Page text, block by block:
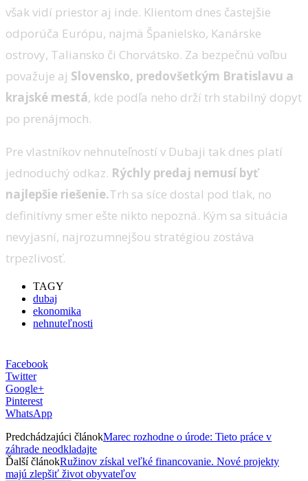
však vidí priestor aj inde. Klientom dnes častejšie
odporúča Európu, najmä Španielsko, Kanárske
ostrovy, Taliansko či Chorvátsko. Za bezpečnú voľbu
považuje aj Slovensko, predovšetkým Bratislavu a
krajské mestá, kde podľa neho drží trh stabilný dopyt
po prenájmoch.
Pre vlastníkov nehnuteľností v Dubaji tak dnes platí
jednoduchý odkaz. Rýchly predaj nemusí byť
najlepšie riešenie.Trh sa síce dostal pod tlak, no
definitívny smer ešte nikto nepozná. Kým sa situácia
nevyjasní, najrozumnejšou stratégiou zostáva
trpezlivosť.
TAGY
dubaj
ekonomika
nehnuteľnosti
Facebook
Twitter
Google+
Pinterest
WhatsApp
Predchádzajúci článokMarec rozhodne o úrode: Tieto práce v
záhrade neodkladajte
Ďalší článokRužinov získal veľké financovanie. Nové projekty
majú zlepšiť život obyvateľov